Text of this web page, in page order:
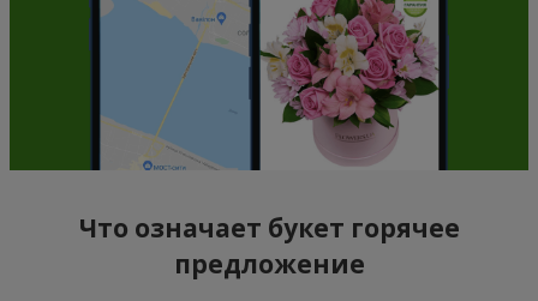
Что означает букет горячее
предложение